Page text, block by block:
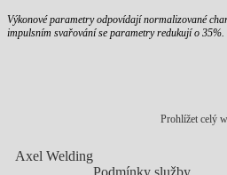
Výkonové parametry odpovídají normalizované
impulsním svařování se parametry redukují o 35%.
Prohlížet celý
Axel Welding
Podmínky služby